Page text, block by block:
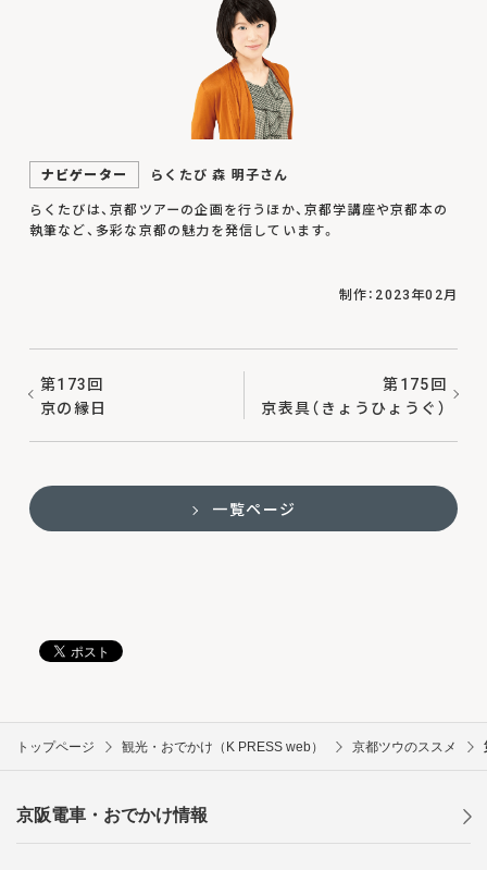
ナビゲーター
らくたび 森 明子さん
らくたびは、京都ツアーの企画を行うほか、京都学講座や京都本の
執筆など、多彩な京都の魅力を発信しています。
制作：2023年02月
第173回
京の縁日
第175回
京表具（きょうひょうぐ）
一覧ページ
トップページ 観光・おでかけ（K PRESS web） 京都ツウのススメ
京阪電車・おでかけ情報